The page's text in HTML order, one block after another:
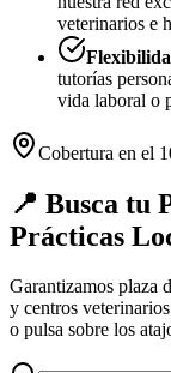
veterinarios e
tutorías
vida laboral o
Cobertura en el
📍 Busca tu
Prácticas
Garantizamos plaza
y centros
o pulsa sobre los